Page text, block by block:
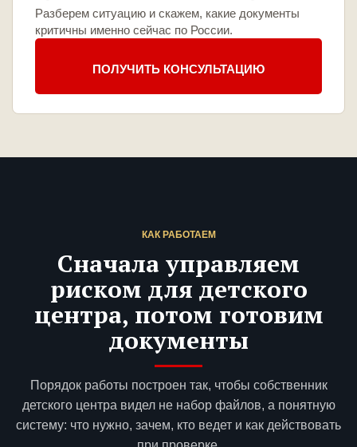
Разберем ситуацию и скажем, какие документы
критичны именно сейчас по России.
ПОЛУЧИТЬ КОНСУЛЬТАЦИЮ
КАК РАБОТАЕМ
Сначала управляем
риском для детского
центра, потом готовим
документы
Порядок работы построен так, чтобы собственник
детского центра видел не набор файлов, а понятную
систему: что нужно, зачем, кто ведет и как действовать